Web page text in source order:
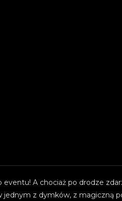
A chociaż po drodze
jednym z dymków, z magiczną